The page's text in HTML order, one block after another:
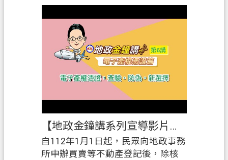
【地政金鐘講系列宣導影片】第6講~電子產權憑證篇 電子產權憑證，查驗‧防偽‧新選擇!
自112年1月1日起，民眾向地政事務
所申辦買賣等不動產登記後，除核